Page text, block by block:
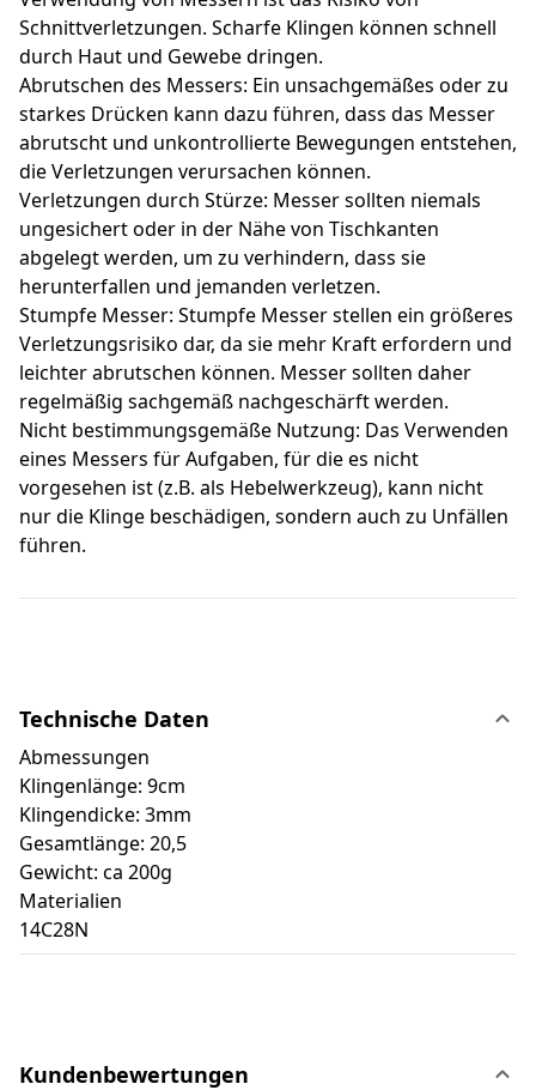
Schnittverletzungen. Scharfe Klingen können schnell
durch Haut und Gewebe dringen.
Abrutschen des Messers: Ein unsachgemäßes oder zu
starkes Drücken kann dazu führen, dass das Messer
abrutscht und unkontrollierte Bewegungen entstehen,
die Verletzungen verursachen können.
Verletzungen durch Stürze: Messer sollten niemals
ungesichert oder in der Nähe von Tischkanten
abgelegt werden, um zu verhindern, dass sie
herunterfallen und jemanden verletzen.
Stumpfe Messer: Stumpfe Messer stellen ein größeres
Verletzungsrisiko dar, da sie mehr Kraft erfordern und
leichter abrutschen können. Messer sollten daher
regelmäßig sachgemäß nachgeschärft werden.
Nicht bestimmungsgemäße Nutzung: Das Verwenden
eines Messers für Aufgaben, für die es nicht
vorgesehen ist (z.B. als Hebelwerkzeug), kann nicht
nur die Klinge beschädigen, sondern auch zu Unfällen
führen.
Technische Daten
Abmessungen
Klingenlänge: 9cm
Klingendicke: 3mm
Gesamtlänge: 20,5
Gewicht: ca 200g
Materialien
14C28N
Kundenbewertungen